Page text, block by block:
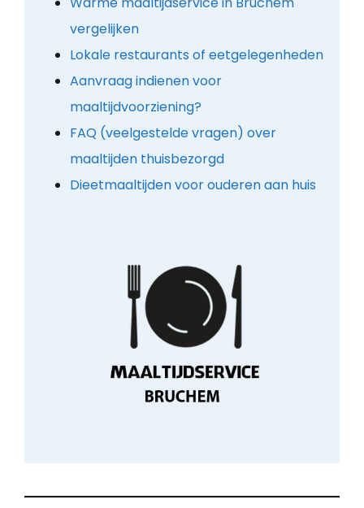
vergelijken
Lokale restaurants of eetgelegenheden
Aanvraag indienen voor
maaltijdvoorziening?
FAQ (veelgestelde vragen) over
maaltijden thuisbezorgd
Dieetmaaltijden voor ouderen aan huis